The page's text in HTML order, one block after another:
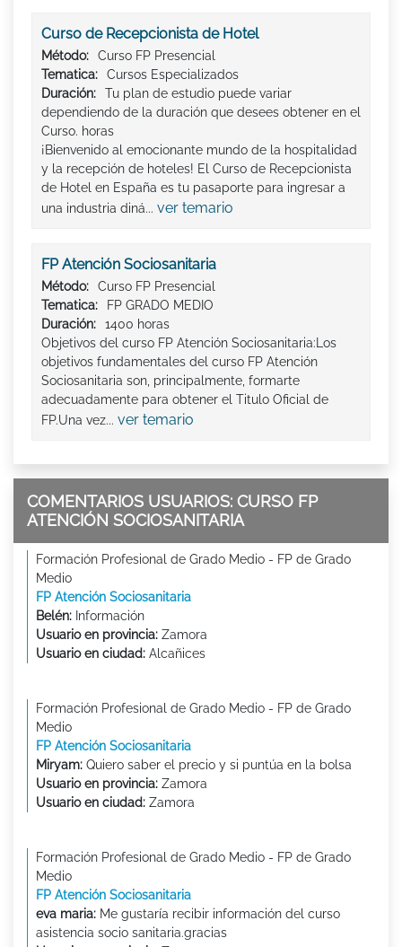
Curso de Recepcionista de Hotel
Método:
Curso FP Presencial
Tematica:
Cursos Especializados
Duración:
Tu plan de estudio puede variar
dependiendo de la duración que desees obtener en el
Curso. horas
¡Bienvenido al emocionante mundo de la hospitalidad
y la recepción de hoteles! El Curso de Recepcionista
de Hotel en España es tu pasaporte para ingresar a
una industria diná... ver temario
FP Atención Sociosanitaria
Método:
Curso FP Presencial
Tematica:
FP GRADO MEDIO
Duración:
1400 horas
Objetivos del curso FP Atención Sociosanitaria:Los
objetivos fundamentales del curso FP Atención
Sociosanitaria son, principalmente, formarte
adecuadamente para obtener el Titulo Oficial de
FP.Una vez... ver temario
COMENTARIOS USUARIOS: CURSO FP
ATENCIÓN SOCIOSANITARIA
Formación Profesional de Grado Medio - FP de Grado
Medio
FP Atención Sociosanitaria
Belén: Información
Usuario en provincia: Zamora
Usuario en ciudad: Alcañices
Formación Profesional de Grado Medio - FP de Grado
Medio
FP Atención Sociosanitaria
Miryam: Quiero saber el precio y si puntúa en la bolsa
Usuario en provincia: Zamora
Usuario en ciudad: Zamora
Formación Profesional de Grado Medio - FP de Grado
Medio
FP Atención Sociosanitaria
eva maria: Me gustaría recibir información del curso
asistencia socio sanitaria.gracias